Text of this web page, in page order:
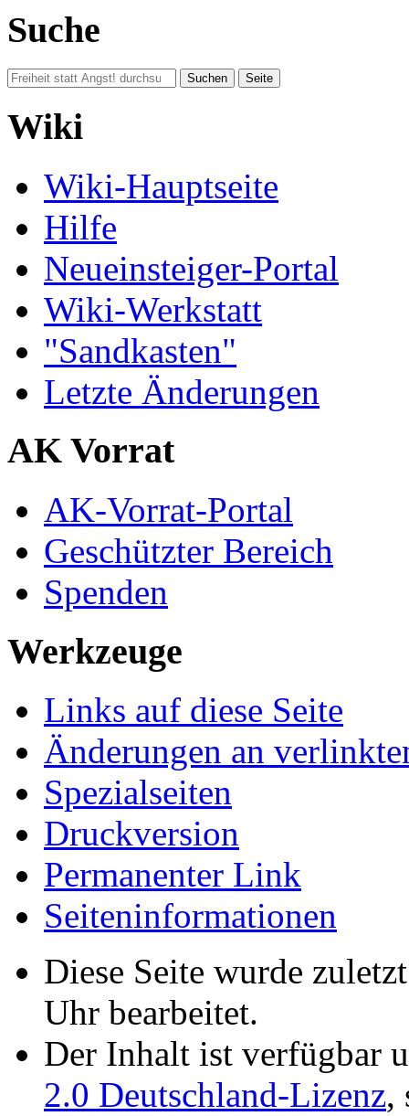
Suche
Wiki
Wiki-Hauptseite
Hilfe
Neueinsteiger-Portal
Wiki-Werkstatt
"Sandkasten"
Letzte Änderungen
AK Vorrat
AK-Vorrat-Portal
Geschützter Bereich
Spenden
Werkzeuge
Links auf diese Seite
Änderungen an
Spezialseiten
Druckversion
Permanenter Link
Seiten­­informationen
Diese Seite wurde
Uhr bearbeitet.
Der Inhalt ist verfügbar
2.0 Deutschland-Lizenz,